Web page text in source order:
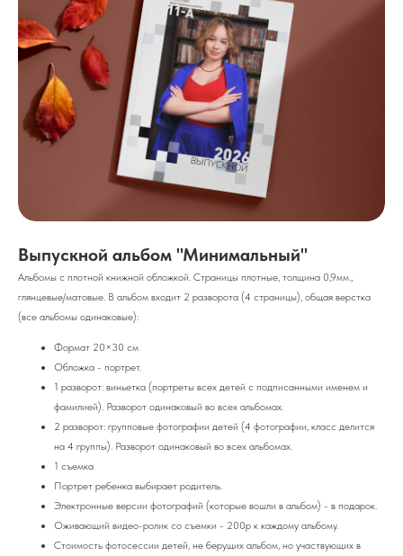
Выпускной альбом "Минимальный"
Альбомы с плотной книжной обложкой. Страницы плотные, толщина 0,9мм.,
глянцевые/матовые. В альбом входит 2 разворота (4 страницы), общая верстка
(все альбомы одинаковые):
Формат 20×30 см
Обложка - портрет.
1 разворот: виньетка (портреты всех детей с подписанными именем и
фамилией). Разворот одинаковый во всех альбомах.
2 разворот: групповые фотографии детей (4 фотографии, класс делится
на 4 группы). Разворот одинаковый во всех альбомах.
1 съемка
Портрет ребенка выбирает родитель.
Электронные версии фотографий (которые вошли в альбом) - в подарок.
Оживающий видео-ролик со съемки - 200р к каждому альбому.
Стоимость фотосессии детей, не берущих альбом, но участвующих в